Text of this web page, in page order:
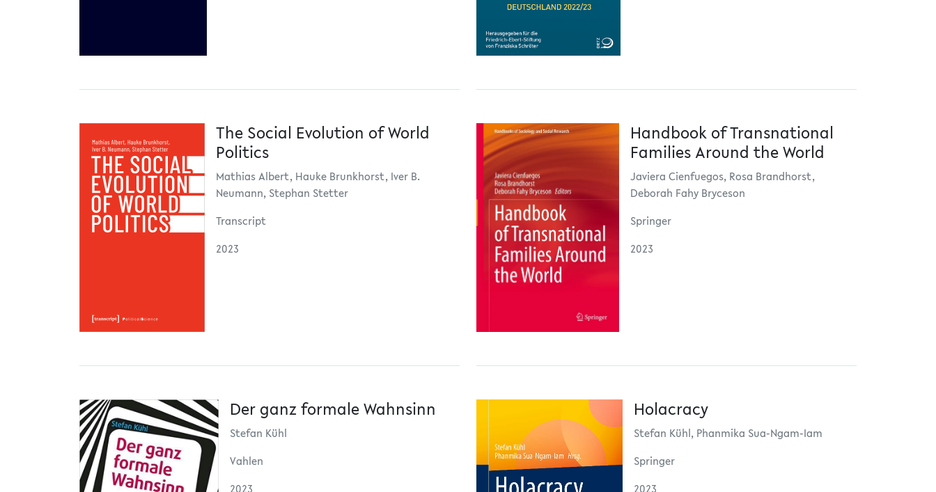
The Social Evolution of World
Politics
Mathias Albert, Hauke Brunkhorst, Iver B.
Neumann, Stephan Stetter
Transcript
2023
Handbook of Transnational
Families Around the World
Javiera Cienfuegos, Rosa Brandhorst,
Deborah Fahy Bryceson
Springer
2023
Der ganz formale Wahnsinn
Stefan Kühl
Vahlen
2023
Holacracy
Stefan Kühl, Phanmika Sua-Ngam-Iam
Springer
2023